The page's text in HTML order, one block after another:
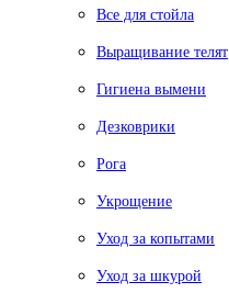
Все для стойла
Выращивание телят
Гигиена вымени
Дезковрики
Рога
Укрощение
Уход за копытами
Уход за шкурой